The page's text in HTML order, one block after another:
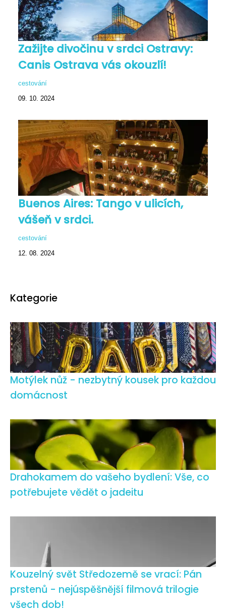
Zažijte divočinu v srdci Ostravy:
Canis Ostrava vás okouzlí!
cestování
09. 10. 2024
Buenos Aires: Tango v ulicích,
vášeň v srdci.
cestování
12. 08. 2024
Kategorie
Motýlek nůž - nezbytný kousek pro každou
domácnost
Drahokamem do vašeho bydlení: Vše, co
potřebujete vědět o jadeitu
Kouzelný svět Středozemě se vrací: Pán
prstenů - nejúspěšnější filmová trilogie
všech dob!